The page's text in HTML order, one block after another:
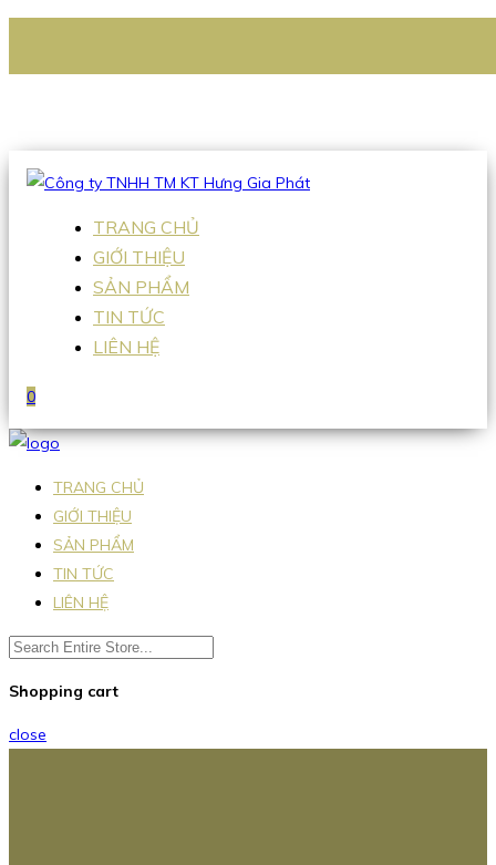
Hotline:0938 336 079
TRANG CHỦ
GIỚI THIỆU
SẢN PHẨM
TIN TỨC
LIÊN HỆ
0
TRANG CHỦ
GIỚI THIỆU
SẢN PHẨM
TIN TỨC
LIÊN HỆ
Shopping cart
close